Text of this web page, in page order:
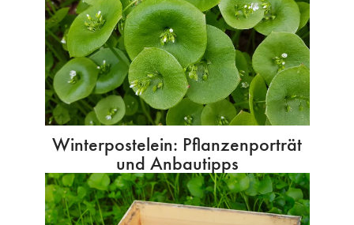
Winterpostelein: Pflanzenporträt
und Anbautipps